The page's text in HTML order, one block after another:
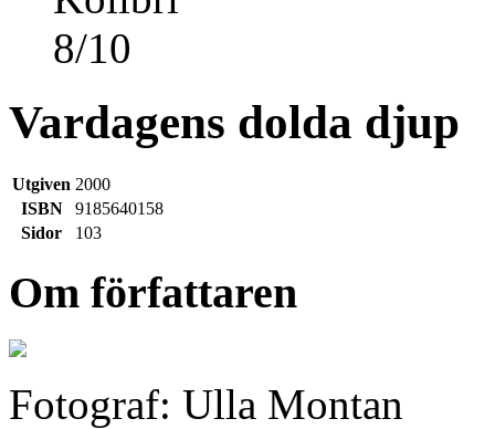
8/10
Vardagens dolda djup
Utgiven 2000
ISBN
9185640158
Sidor
103
Om författaren
Fotograf: Ulla Montan